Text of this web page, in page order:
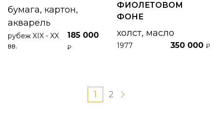
бумага, картон,
акварель
рубеж XIX - XX
вв.
185 000
₽
ФИОЛЕТОВОМ
ФОНЕ
холст, масло
1977 350 000 ₽
1 2